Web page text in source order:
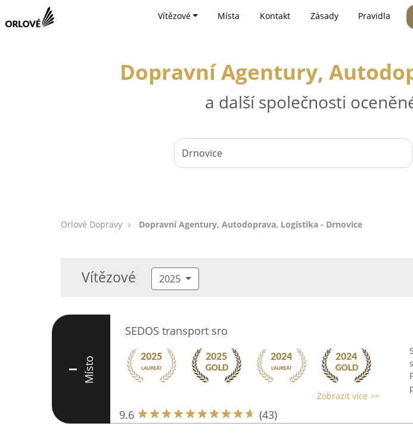
Vítězové Místa Kontakt Zásady Pravidla
Dopravní Agentury,
a další společnosti
Orlové Dopravy Dopravní Agentury, Autodoprava, Logistika - Drnovice
Vítězové 2025
I Místo
SEDOS transport sro
Zobrazit více >>
9.6 (43)